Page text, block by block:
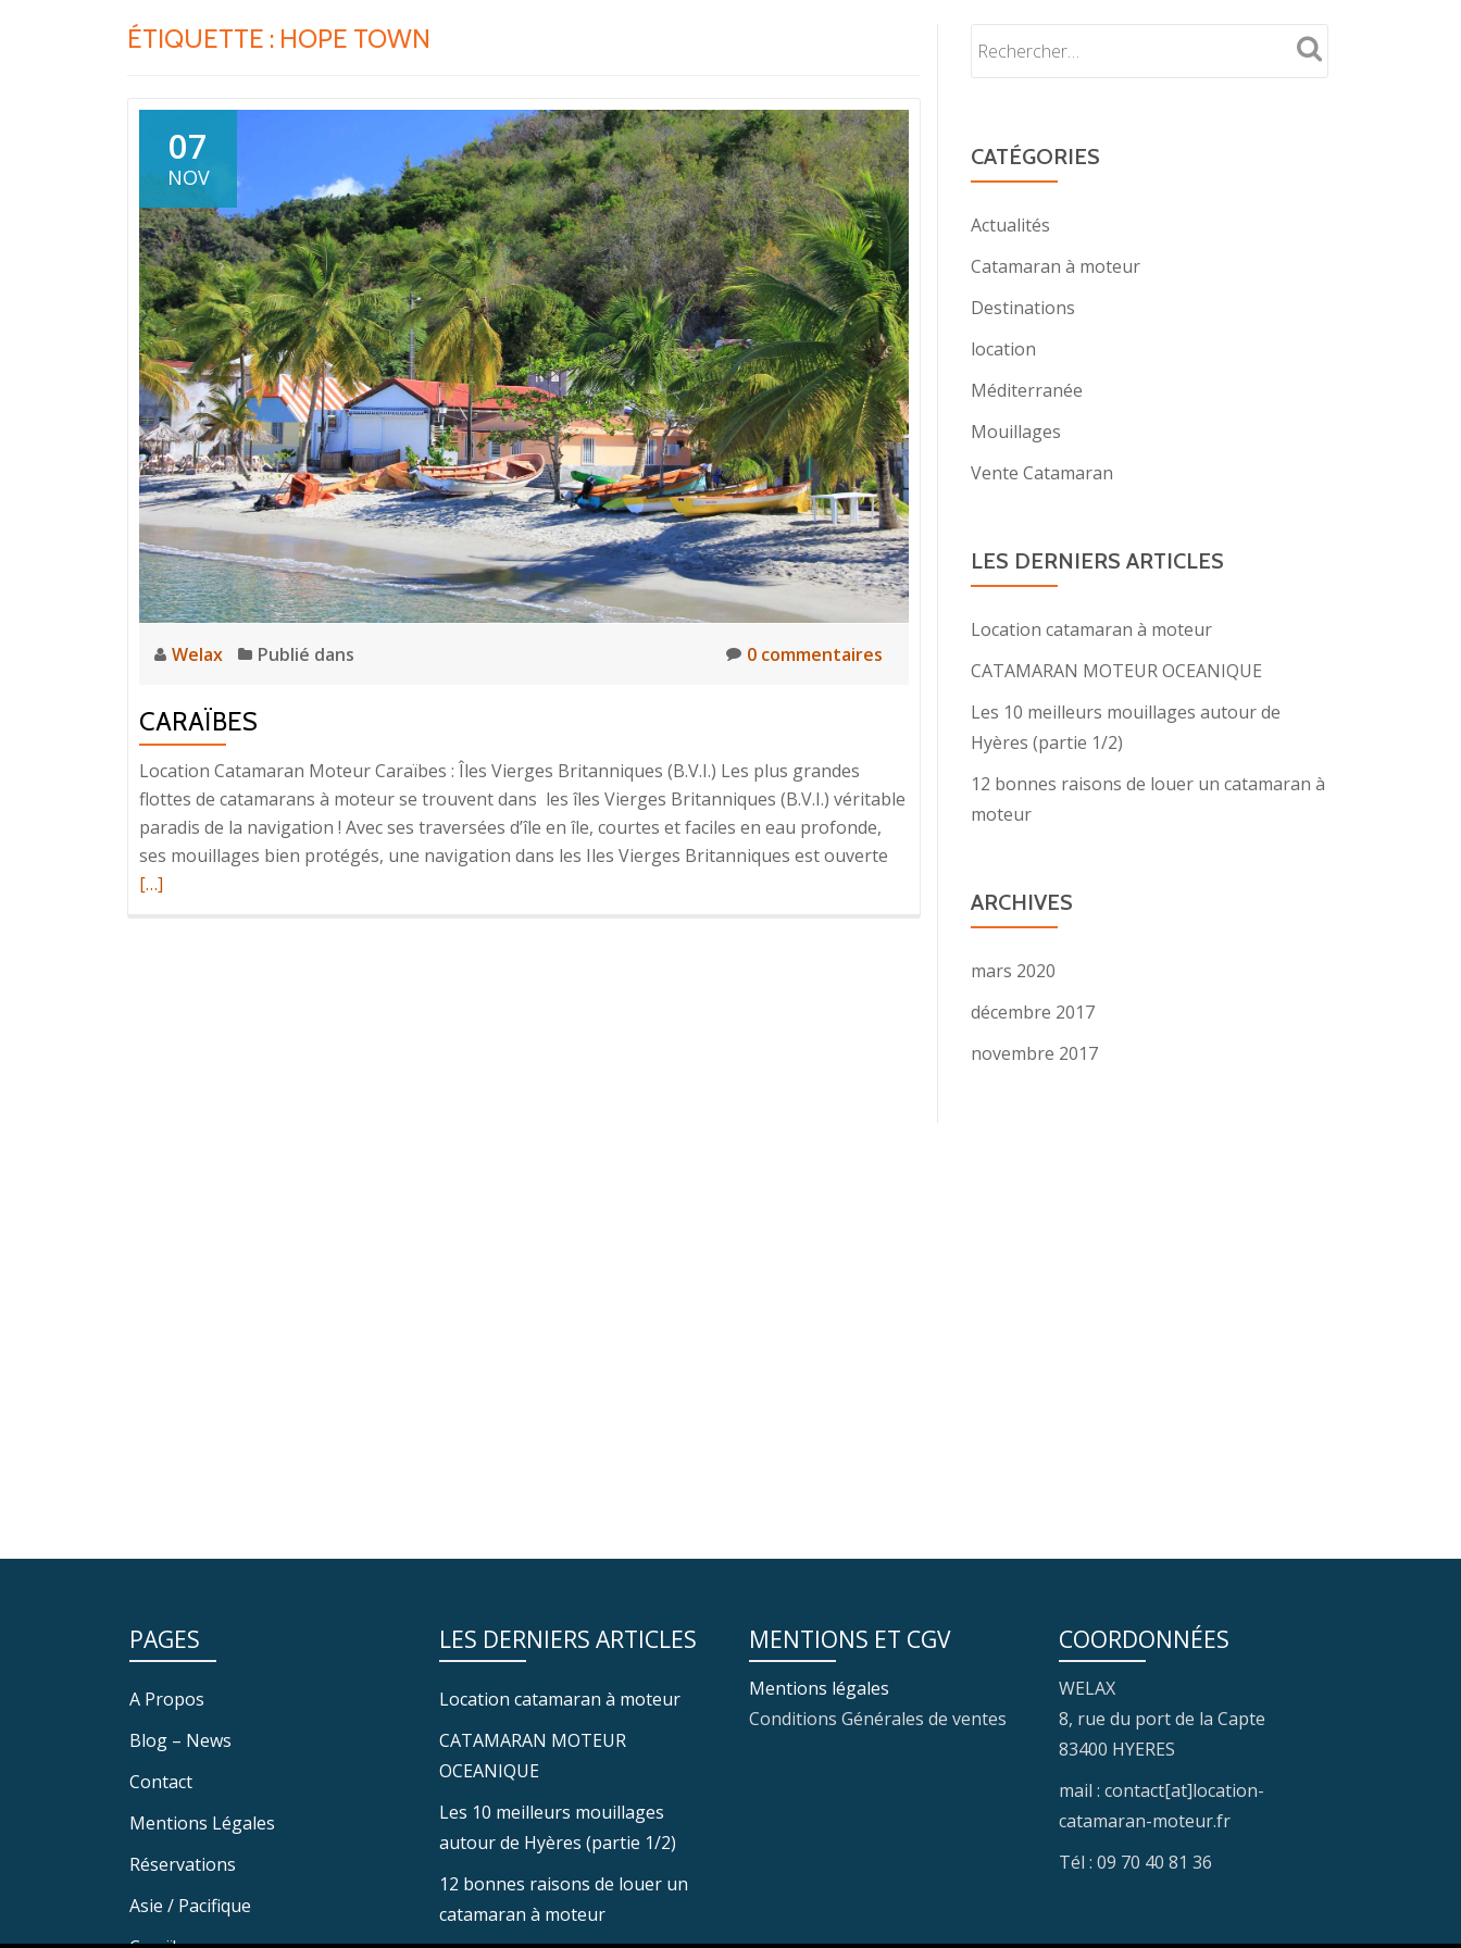
ÉTIQUETTE : HOPE TOWN
07
NOV
Welax Publié dans 0 commentaires
CARAÏBES
Location Catamaran Moteur Caraïbes : Îles Vierges Britanniques (B.V.I.) Les plus grandes
flottes de catamarans à moteur se trouvent dans les îles Vierges Britanniques (B.V.I.) véritable
paradis de la navigation ! Avec ses traversées d’île en île, courtes et faciles en eau profonde,
ses mouillages bien protégés, une navigation dans les Iles Vierges Britanniques est ouverte
[…]
CATÉGORIES
Actualités
Catamaran à moteur
Destinations
location
Méditerranée
Mouillages
Vente Catamaran
LES DERNIERS ARTICLES
Location catamaran à moteur
CATAMARAN MOTEUR OCEANIQUE
Les 10 meilleurs mouillages autour de
Hyères (partie 1/2)
12 bonnes raisons de louer un catamaran à
moteur
ARCHIVES
mars 2020
décembre 2017
novembre 2017
PAGES
A Propos
Blog – News
Contact
Mentions Légales
Réservations
Asie / Pacifique
LES DERNIERS ARTICLES
Location catamaran à moteur
CATAMARAN MOTEUR
OCEANIQUE
Les 10 meilleurs mouillages
autour de Hyères (partie 1/2)
12 bonnes raisons de louer un
catamaran à moteur
MENTIONS ET CGV
Mentions légales
Conditions Générales de ventes
COORDONNÉES
WELAX
8, rue du port de la Capte
83400 HYERES
mail : contact[at]location-
catamaran-moteur.fr
Tél : 09 70 40 81 36